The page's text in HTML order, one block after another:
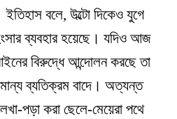
ইতিহাস বলে, উল্টো দিকেও যুগে
ব্যবহার হয়েছে। যদিও আজ
বিরুদ্ধে আন্দোলন করছে তা
ব্যতিক্রম বাদে। অত্যন্ত
পড়া করা ছেলে-মেয়েরা পথে